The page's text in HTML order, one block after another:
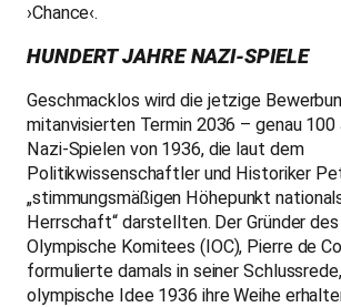
›Chance‹.
HUNDERT JAHRE NAZI-SPIELE
Geschmacklos wird die jetzige
mitanvisierten Termin 2036 – genau 100
Nazi-Spielen von 1936, die laut dem
Politikwissenschaftler und Historiker
„stimmungsmäßigen Höhepunkt
Herrschaft“ darstellten. Der Gründer
Olympische Komitees (IOC), Pierre de
formulierte damals in seiner
olympische Idee 1936 ihre Weihe